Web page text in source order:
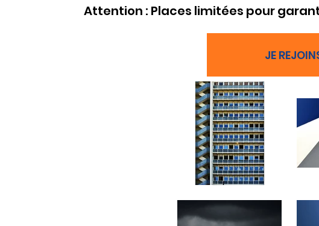
Attention : Places limitées pour
JE